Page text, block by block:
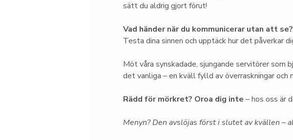
sätt du aldrig gjort förut!
Vad händer när du kommunicerar utan att se?
Testa dina sinnen och upptäck hur det påverkar
Möt våra synskadade, sjungande servitörer som
det vanliga – en kväll fylld av överraskningar och
Rädd för mörkret? Oroa dig inte – hos oss är
Menyn? Den avslöjas först i slutet av kvällen –